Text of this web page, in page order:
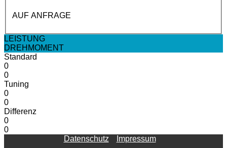
AUF ANFRAGE
LEISTUNG
DREHMOMENT
Standard
0
0
Tuning
0
0
Differenz
0
0
Datenschutz
Impressum